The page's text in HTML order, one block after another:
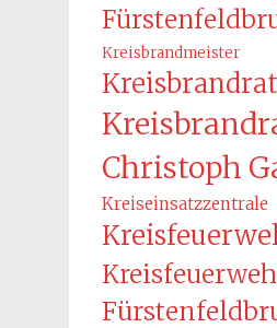
Kreisbrandmeister
Kreisbrandrat
Christoph
Kreiseinsatzzentrale